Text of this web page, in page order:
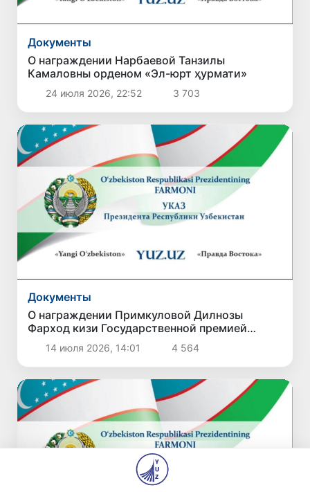
Документы
О награждении Нарбаевой Танзилы
Камаловны орденом «Эл-юрт ҳурмати»
24 июля 2026, 22:52 3 703
Документы
О награждении Примкуловой Дилнозы
Фарход кизи Государственной премией
имени Зульфии
14 июля 2026, 14:01 4 564